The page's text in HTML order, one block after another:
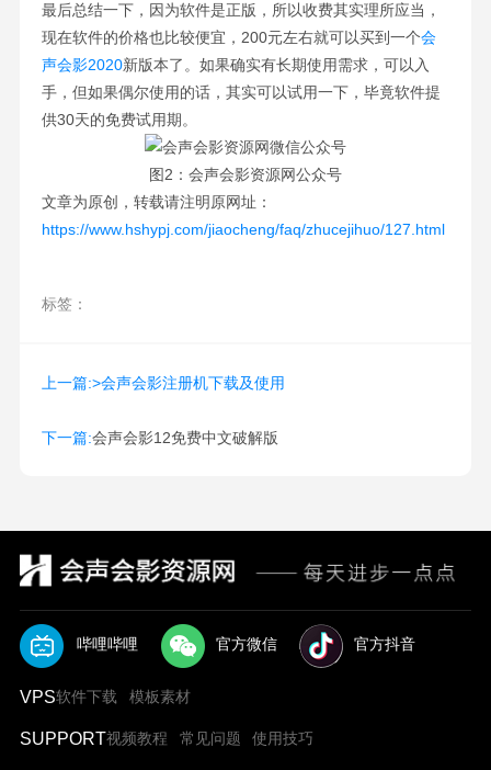
最后总结一下，因为软件是正版，所以收费其实理所应当，
现在软件的价格也比较便宜，200元左右就可以买到一个会
声会影2020新版本了。如果确实有长期使用需求，可以入
手，但如果偶尔使用的话，其实可以试用一下，毕竟软件提
供30天的免费试用期。
图2：会声会影资源网公众号
文章为原创，转载请注明原网址：
https://www.hshypj.com/jiaocheng/faq/zhucejihuo/127.html
标签：
上一篇:>会声会影注册机下载及使用
下一篇:会声会影12免费中文破解版
哔哩哔哩 官方微信 官方抖音
VPS软件下载 模板素材
SUPPORT视频教程 常见问题 使用技巧